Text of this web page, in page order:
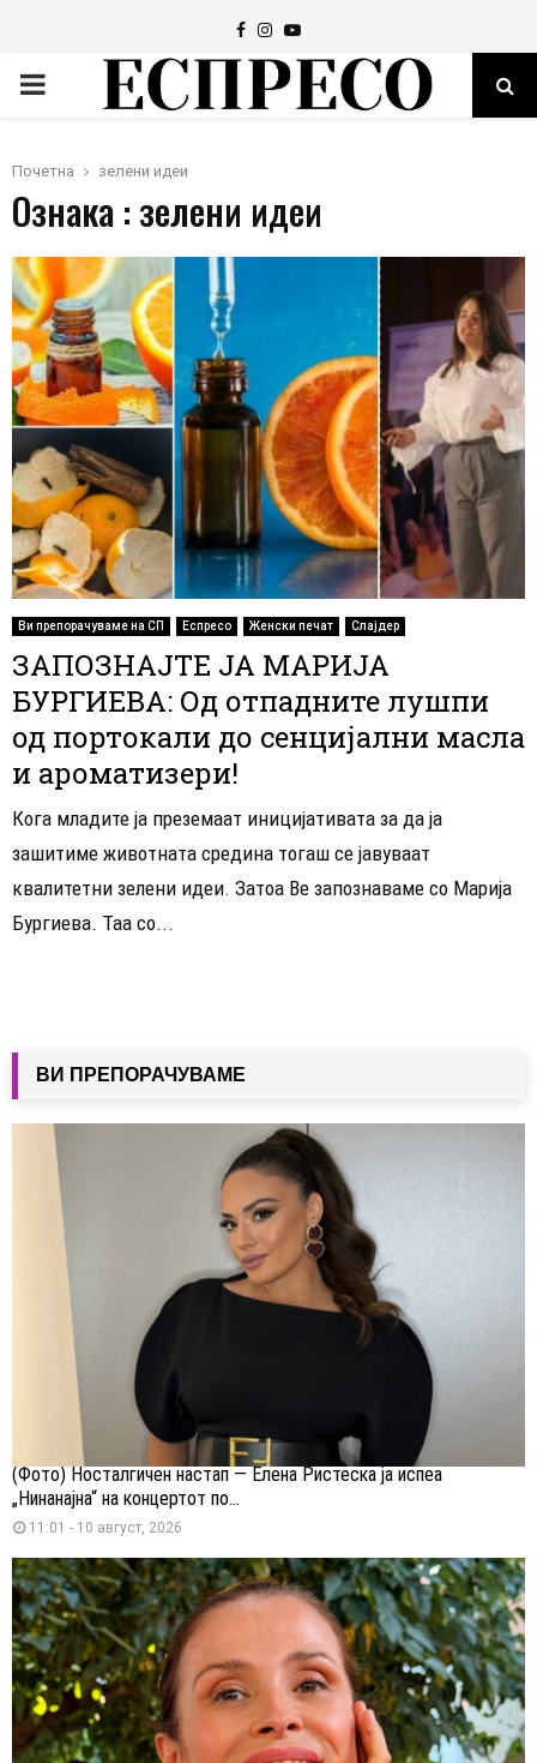
Facebook
Instagram
Youtube
PRIMARY
Почетна зелени идеи
Ознака : зелени идеи
Ви препорачуваме на СП Еспресо Женски печат Слајдер
ЗАПОЗНАЈТЕ ЈА МАРИЈА
БУРГИЕВА: Од отпадните лушпи
од портокали до сенцијални масла
и ароматизери!
Кога младите ја преземаат иницијативата за да ја
зашитиме животната средина тогаш се јавуваат
квалитетни зелени идеи. Затоа Ве запознаваме со Марија
Бургиева. Таа со...
ВИ ПРЕПОРАЧУВАМЕ
(Фото) Носталгичен настап — Елена Ристеска ја испеа
„Нинанајна“ на концертот по...
11:01 - 10 август, 2026